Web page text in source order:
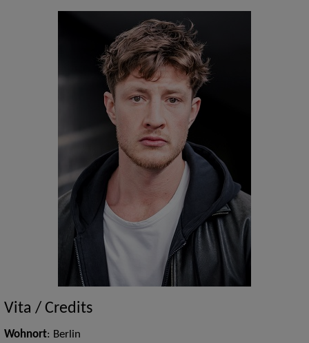
Vita / Credits
Wohnort: Berlin